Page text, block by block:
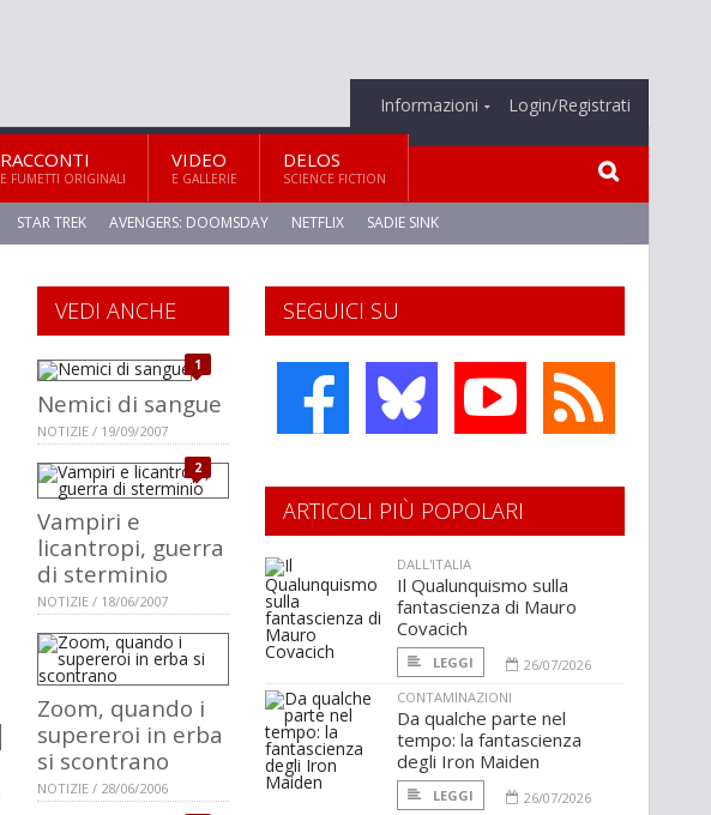
Informazioni Login/Registrati
RACCONTI
E FUMETTI ORIGINALI
VIDEO
E GALLERIE
DELOS
SCIENCE FICTION
STAR TREK AVENGERS: DOOMSDAY NETFLIX SADIE SINK
SEGUICI SU
VEDI ANCHE
1
Nemici di sangue
NOTIZIE / 19/09/2007
2
Vampiri e
licantropi, guerra
di sterminio
NOTIZIE / 18/06/2007
Zoom, quando i
supereroi in erba
si scontrano
NOTIZIE / 28/06/2006
ARTICOLI PIÙ POPOLARI
DALL'ITALIA
Il Qualunquismo sulla
fantascienza di Mauro
Covacich
LEGGI
26/07/2026
CONTAMINAZIONI
Da qualche parte nel
tempo: la fantascienza
degli Iron Maiden
LEGGI
26/07/2026